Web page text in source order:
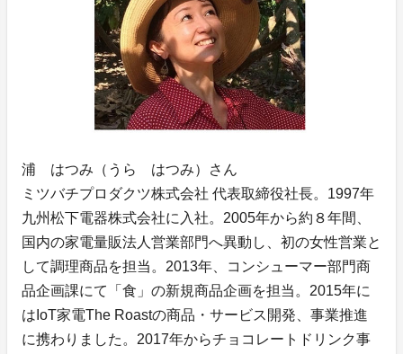
浦 はつみ（うら はつみ）さん
ミツバチプロダクツ株式会社 代表取締役社長。1997年
九州松下電器株式会社に入社。2005年から約８年間、
国内の家電量販法人営業部門へ異動し、初の女性営業と
して調理商品を担当。2013年、コンシューマー部門商
品企画課にて「食」の新規商品企画を担当。2015年に
はIoT家電The Roastの商品・サービス開発、事業推進
に携わりました。2017年からチョコレートドリンク事